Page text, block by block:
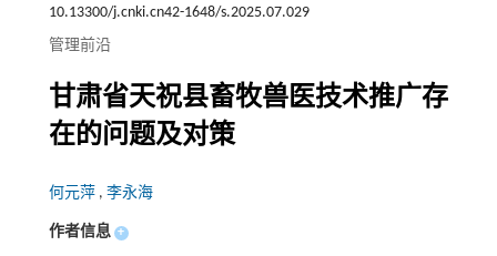
10.13300/j.cnki.cn42-1648/s.2025.07.029
管理前沿
甘肃省天祝县畜牧兽医技术推广存
在的问题及对策
何元萍 , 李永海
作者信息 +